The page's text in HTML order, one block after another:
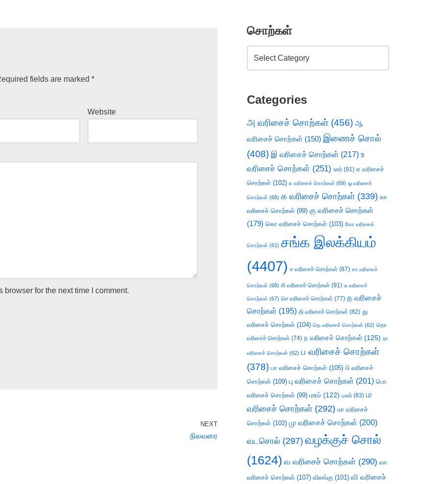
fields are marked *
Website
for the next time I comment.
NEXT
நிலவரை
சொற்கள்
Categories
அ வரிசைச் சொற்கள் (456) ஆ
வரிசைச் சொற்கள் (150) இணைச் சொல்
(408) இ வரிசைச் சொற்கள் (217) உ
வரிசைச் சொற்கள் (251) ஊர் (91) எ வரிசைச்
சொற்கள் (102) ஏ வரிசைச் சொற்கள் (69) ஒ வரிசைச்
சொற்கள் (68) க வரிசைச் சொற்கள் (339) கா
வரிசைச் சொற்கள் (99) கு வரிசைச் சொற்கள்
(179) கொ வரிசைச் சொற்கள் (103) கோ வரிசைச்
சொற்கள் (61) சங்க இலக்கியம்
(4407) ச வரிசைச் சொற்கள் (87) சா வரிசைச்
சொற்கள் (68) சி வரிசைச் சொற்கள் (91) சு வரிசைச்
சொற்கள் (67) செ வரிசைச் சொற்கள் (77) த வரிசைச்
சொற்கள் (195) தி வரிசைச் சொற்கள் (82) து
வரிசைச் சொற்கள் (104) தெ வரிசைச் சொற்கள் (62) தொ
வரிசைச் சொற்கள் (74) ந வரிசைச் சொற்கள் (125) நா
வரிசைச் சொற்கள் (62) ப வரிசைச் சொற்கள்
(378) பா வரிசைச் சொற்கள் (105) பி வரிசைச்
சொற்கள் (109) பு வரிசைச் சொற்கள் (201) பொ
வரிசைச் சொற்கள் (99) மரம் (122) மலர் (83) ம
வரிசைச் சொற்கள் (292) மா வரிசைச்
சொற்கள் (102) மு வரிசைச் சொற்கள் (200)
வடசொல் (297) வழக்குச் சொல்
(1624) வ வரிசைச் சொற்கள் (290) வா
வரிசைச் சொற்கள் (107) விலங்கு (101) வி வரிசைச்